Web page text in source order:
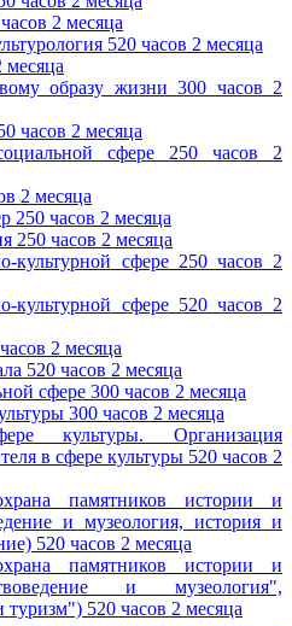
2 месяца
520 часов 2 месяца
образу жизни 300 часов 2
часов 2 месяца
сфере 250 часов 2
2 месяца
250 часов 2 месяца
250 часов 2 месяца
культурной сфере 250 часов 2
культурной сфере 520 часов 2
2 месяца
520 часов 2 месяца
сфере 300 часов 2 месяца
300 часов 2 месяца
культуры. Организация
в сфере культуры 520 часов 2
памятников истории и
и музеология, история и
520 часов 2 месяца
памятников истории и
и музеология",
туризм") 520 часов 2 месяца